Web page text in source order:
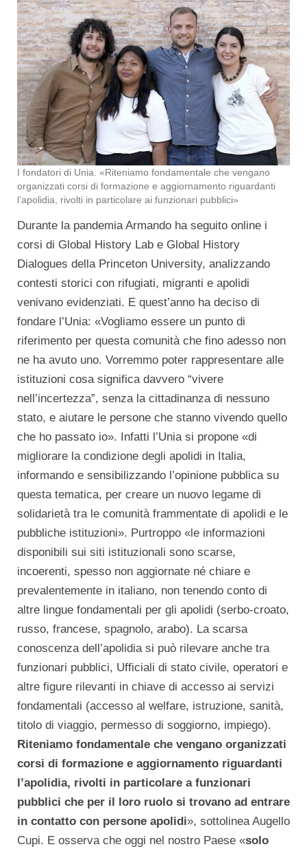
I fondatori di Unia. «Riteniamo fondamentale che vengano
organizzati corsi di formazione e aggiornamento riguardanti
l’apolidia, rivolti in particolare ai funzionari pubblici»
Durante la pandemia Armando ha seguito online i
corsi di Global History Lab e Global History
Dialogues della Princeton University, analizzando
contesti storici con rifugiati, migranti e apolidi
venivano evidenziati. E quest’anno ha deciso di
fondare l’Unia: «Vogliamo essere un punto di
riferimento per questa comunità che fino adesso non
ne ha avuto uno. Vorremmo poter rappresentare alle
istituzioni cosa significa davvero “vivere
nell’incertezza”, senza la cittadinanza di nessuno
stato, e aiutare le persone che stanno vivendo quello
che ho passato io». Infatti l’Unia si propone «di
migliorare la condizione degli apolidi in Italia,
informando e sensibilizzando l’opinione pubblica su
questa tematica, per creare un nuovo legame di
solidarietà tra le comunità frammentate di apolidi e le
pubbliche istituzioni». Purtroppo «le informazioni
disponibili sui siti istituzionali sono scarse,
incoerenti, spesso non aggiornate né chiare e
prevalentemente in italiano, non tenendo conto di
altre lingue fondamentali per gli apolidi (serbo-croato,
russo, francese, spagnolo, arabo). La scarsa
conoscenza dell’apolidia si può rilevare anche tra
funzionari pubblici, Ufficiali di stato civile, operatori e
altre figure rilevanti in chiave di accesso ai servizi
fondamentali (accesso al welfare, istruzione, sanità,
titolo di viaggio, permesso di soggiorno, impiego).
Riteniamo fondamentale che vengano organizzati
corsi di formazione e aggiornamento riguardanti
l’apolidia, rivolti in particolare a funzionari
pubblici che per il loro ruolo si trovano ad entrare
in contatto con persone apolidi», sottolinea Augello
Cupi. E osserva che oggi nel nostro Paese «solo